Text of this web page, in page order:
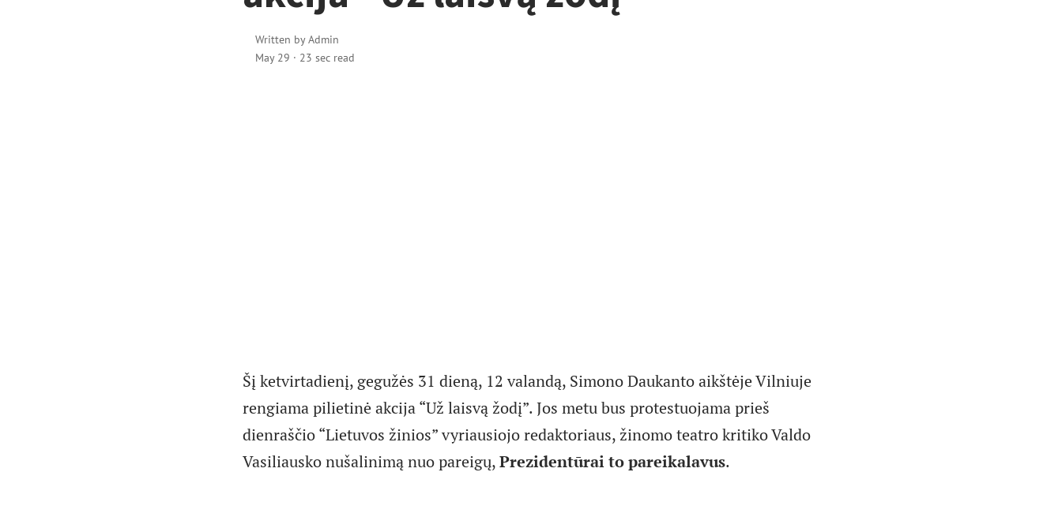
Written byAdmin
May 29 · 23 sec read
Šį ketvirtadienį, gegužės 31 dieną, 12 valandą, Simono Daukanto aikštėje Vilniuje
rengiama pilietinė akcija “Už laisvą žodį”. Jos metu bus protestuojama prieš
dienraščio “Lietuvos žinios” vyriausiojo redaktoriaus, žinomo teatro kritiko Valdo
Vasiliausko nušalinimą nuo pareigų,Prezidentūrai to pareikalavus.